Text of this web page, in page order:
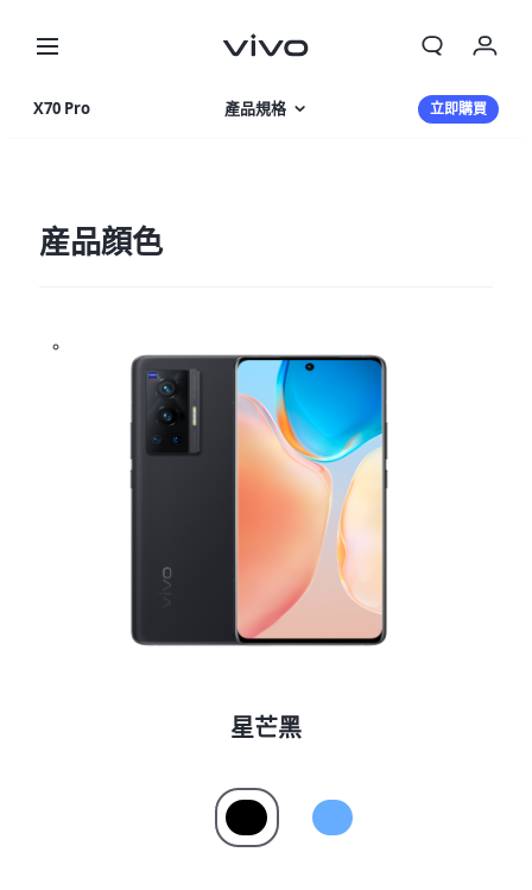
X70 Pro 產品規格 立即購買
産品顔色
星芒黑